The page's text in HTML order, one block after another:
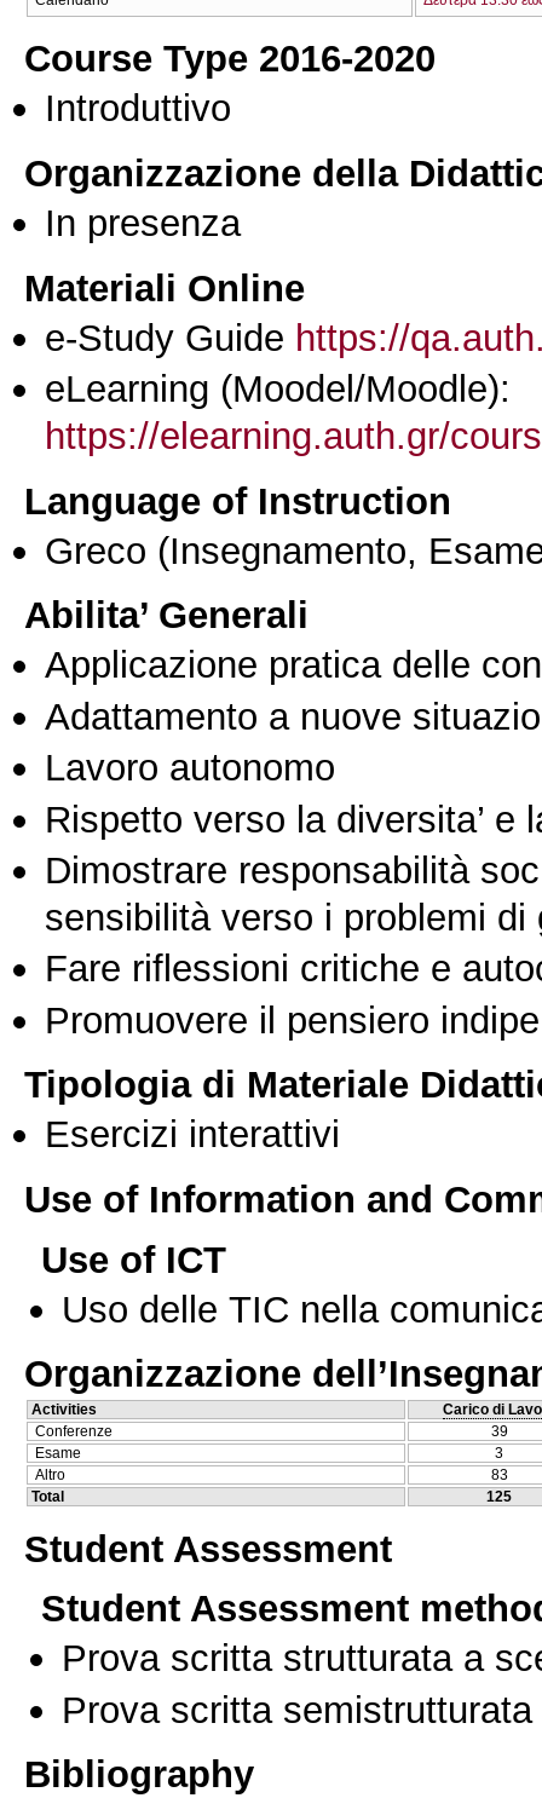
Course Type 2016-2020
Introduttivo
Organizzazione della
In presenza
Materiali Online
e-Study Guide https://
eLearning (Moodel/Moodle):
https://elearning.auth.gr/
Language of Instruction
Greco (Insegnamento,
Abilita’ Generali
Applicazione pratica delle
Adattamento a nuove
Lavoro autonomo
Rispetto verso la diversita’ e
Dimostrare responsabilità
sensibilità verso i problemi di
Fare riflessioni critiche e
Promuovere il pensiero
Tipologia di Materiale
Esercizi interattivi
Use of Information and
Use of ICT
Uso delle TIC nella
Organizzazione
Activities
Carico di
Conferenze
39
Esame
3
Altro
83
Total
125
Student Assessment
Student Assessment
Prova scritta strutturata a
Prova scritta
Bibliography